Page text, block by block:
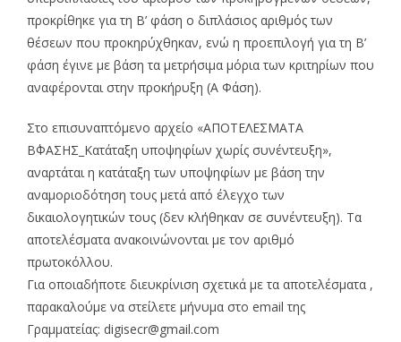
προκρίθηκε για τη Β’ φάση ο διπλάσιος αριθμός των
θέσεων που προκηρύχθηκαν, ενώ η προεπιλογή για τη Β’
φάση έγινε με βάση τα μετρήσιμα μόρια των κριτηρίων που
αναφέρονται στην προκήρυξη (Α Φάση).
Στο επισυναπτόμενο αρχείο «ΑΠΟΤΕΛΕΣΜΑΤΑ
Β΄ΦΑΣΗΣ_Κατάταξη υποψηφίων χωρίς συνέντευξη»,
αναρτάται η κατάταξη των υποψηφίων με βάση την
αναμοριοδότηση τους μετά από έλεγχο των
δικαιολογητικών τους (δεν κλήθηκαν σε συνέντευξη). Τα
αποτελέσματα ανακοινώνονται με τον αριθμό
πρωτοκόλλου.
Για οποιαδήποτε διευκρίνιση σχετικά με τα αποτελέσματα ,
παρακαλούμε να στείλετε μήνυμα στο email της
Γραμματείας: digisecr@gmail.com